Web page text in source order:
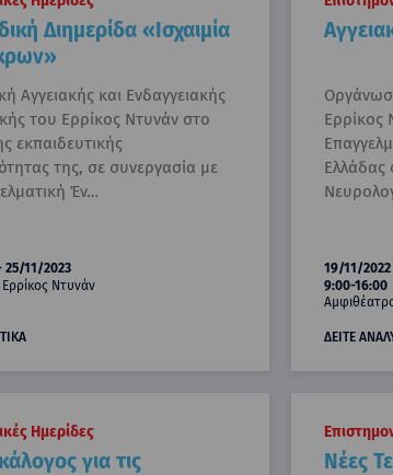
Διημερίδα «Ισχαιμία
Αγγειακής και Ενδαγγειακής
του Ερρίκος Ντυνάν στο
εκπαιδευτικής
της, σε συνεργασία με
Έν…
25/11/2023
Ντυνάν
Ερρίκος
Ελλάδας
19/11/
9:00-16:00
ΔΕΙΤΕ
Ημερίδες
για τις
Νέες